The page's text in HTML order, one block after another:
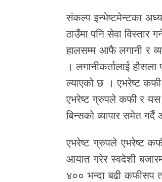
संकल्प इन्भेष्टमेन्टका
ठाउँमा पनि सेवा विस्तार
हालसम्म आफै लगानी र
। लगानीकर्तालाई
ल्याएको छ । एभरेष्ट
एभरेष्ट ग्रुपले कफी र यस
बिन्सको व्यापार समेत
एभरेष्ट ग्रुपले एभरेष्ट
आयात गरेर स्वदेशी
४०० भन्दा बढी कफीसप